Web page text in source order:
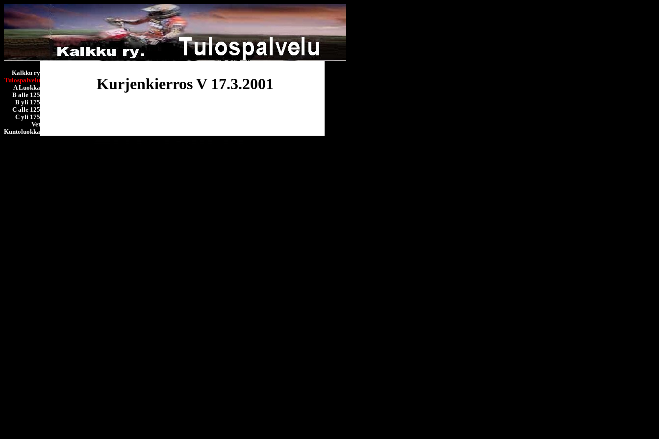
Kalkku ry
Tulospalvelu
A Luokka
B alle 125
B yli 175
C alle 125
C yli 175
Vet
Kuntoluokka
Kurjenkierros V 17.3.2001